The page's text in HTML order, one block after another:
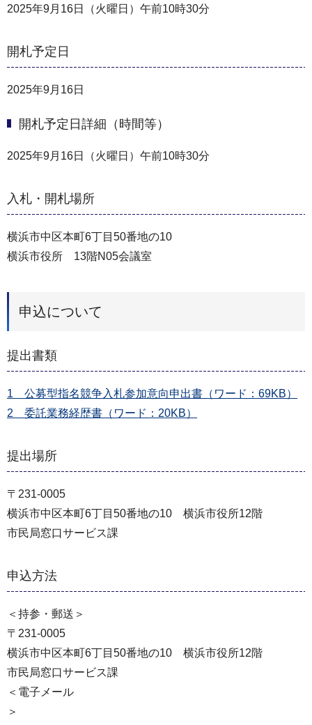
2025年9月16日（火曜日）午前10時30分
開札予定日
2025年9月16日
開札予定日詳細（時間等）
2025年9月16日（火曜日）午前10時30分
入札・開札場所
横浜市中区本町6丁目50番地の10
横浜市役所 13階N05会議室
申込について
提出書類
1 公募型指名競争入札参加意向申出書（ワード：69KB）
2 委託業務経歴書（ワード：20KB）
提出場所
〒231-0005
横浜市中区本町6丁目50番地の10 横浜市役所12階
市民局窓口サービス課
申込方法
＜持参・郵送＞
〒231-0005
横浜市中区本町6丁目50番地の10 横浜市役所12階
市民局窓口サービス課
＜電子メール
＞